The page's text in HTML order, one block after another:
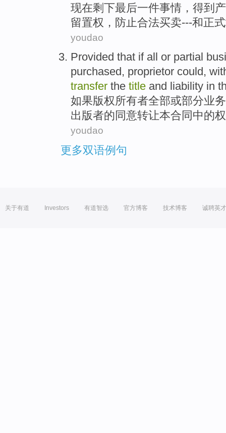
现在剩下最后一件事情， 得到
留置权 ， 防止合法买卖---和正
youdao
Provided that if all or partial
purchased , proprietor could ,
transfer the title and liability in
如果版权所有者全部或部分业务
出版者的 同意转让本合同 中的
youdao
更多双语例句
关于有道 Investors 有道智选 官方博客 技术博客 诚聘英才